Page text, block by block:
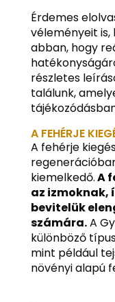
Érdemes
véleményeit
abban, hogy
részletes
találunk,
A FEHÉRJE
A fehérje
kiemelkedő.A
az izmoknak,
bevitelük
számára.A
különböző
mint például
növényi alapú